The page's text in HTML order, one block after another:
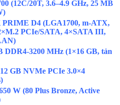
(12C/20T, 3.6–4.9 GHz, 25 MB
PRIME D4 (LGA1700, m-ATX,
PCIe/SATA, 4×SATA III,
DDR4-3200 MHz (1×16 GB, tản
GB NVMe PCIe 3.0×4
W (80 Plus Bronze, Active